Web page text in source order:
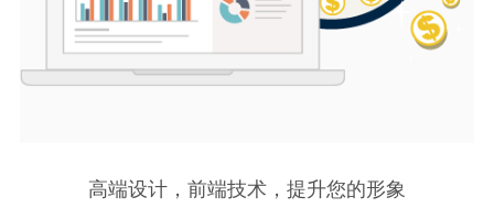
高端设计，前端技术，提升您的形象